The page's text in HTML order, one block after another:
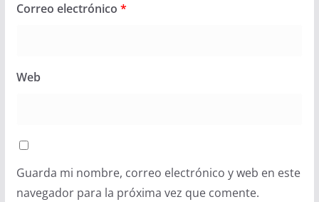
Correo electrónico *
Web
Guarda mi nombre, correo electrónico y web en este
navegador para la próxima vez que comente.